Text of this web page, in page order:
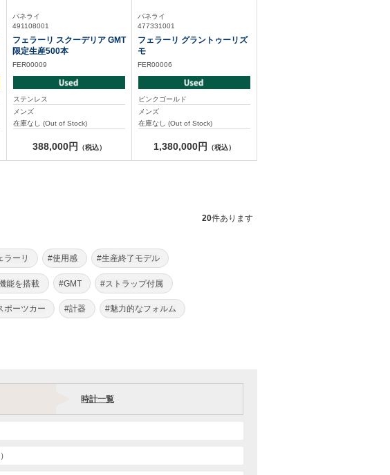
パネライ
491108001
フェラーリ スクーデリア GMT
限定生産500本
FER00009
ステンレス
メンズ
在庫なし (Out of Stock)
388,000円 （税込）
パネライ
477331001
フェラーリ グラントゥーリズ
モ
FER00006
ピンクゴールド
メンズ
在庫なし (Out of Stock)
1,380,000円 （税込）
20件あります
ラーリ #使用感 #生産終了モデル
能を搭載 #GMT #ストラップ付属
ポーツカー #計器 #魅力的なフォルム
時計一覧